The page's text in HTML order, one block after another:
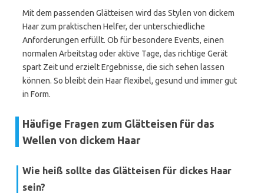
Mit dem passenden Glätteisen wird das Stylen von dickem
Haar zum praktischen Helfer, der unterschiedliche
Anforderungen erfüllt. Ob für besondere Events, einen
normalen Arbeitstag oder aktive Tage, das richtige Gerät
spart Zeit und erzielt Ergebnisse, die sich sehen lassen
können. So bleibt dein Haar flexibel, gesund und immer gut
in Form.
Häufige Fragen zum Glätteisen für das
Wellen von dickem Haar
Wie heiß sollte das Glätteisen für dickes Haar
sein?